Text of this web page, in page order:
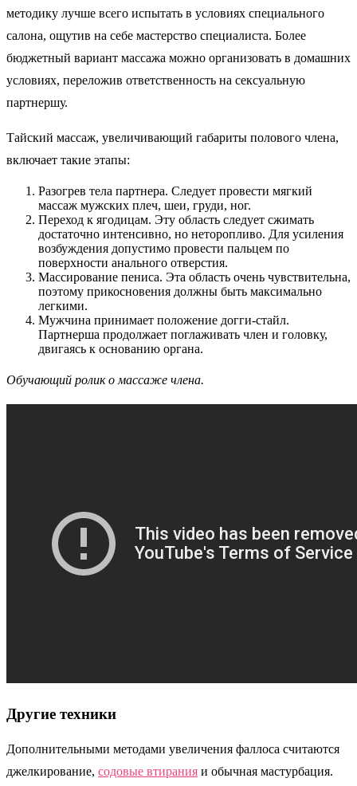
методику лучше всего испытать в условиях специального
салона, ощутив на себе мастерство специалиста. Более
бюджетный вариант массажа можно организовать в домашних
условиях, переложив ответственность на сексуальную
партнершу.
Тайский массаж, увеличивающий габариты полового члена,
включает такие этапы:
Разогрев тела партнера. Следует провести мягкий
массаж мужских плеч, шеи, груди, ног.
Переход к ягодицам. Эту область следует сжимать
достаточно интенсивно, но неторопливо. Для усиления
возбуждения допустимо провести пальцем по
поверхности анального отверстия.
Массирование пениса. Эта область очень чувствительна,
поэтому прикосновения должны быть максимально
легкими.
Мужчина принимает положение догги-стайл.
Партнерша продолжает поглаживать член и головку,
двигаясь к основанию органа.
Обучающий ролик о массаже члена.
Другие техники
Дополнительными методами увеличения фаллоса считаются
джелкирование, содовые втирания и обычная мастурбация.